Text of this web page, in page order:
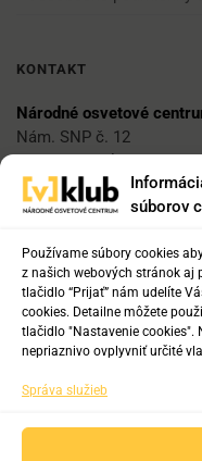
súborov
Používame súbory cookies
z našich webových stránok aj
tlačidlo “Prijať” nám udelíte
cookies. Detailne môžete
tlačidlo "Nastavenie cookies".
nepriaznivo ovplyvniť určité
Správa služieb
KONTAKT
Národné osvetové
Nám. SNP č. 12
812 34 Bratislava 1
vklub@nocka.sk
Tel:
+421 2 204 71 217
+421 918 817 141